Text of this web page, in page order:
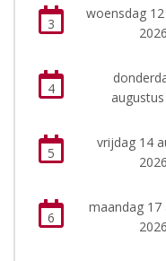
3
woensdag
2026
4
5
vrijdag 14
2026
6
maandag 17
2026